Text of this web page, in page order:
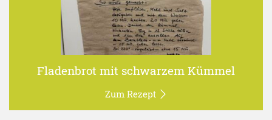
Fladenbrot mit schwarzem Kümmel
Zum Rezept